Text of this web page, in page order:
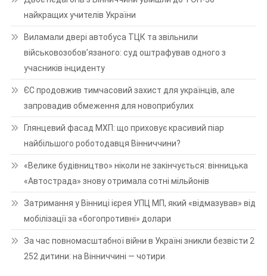
найкращих учителів України
Виламали двері автобуса ТЦК та звільнили
військовозобов’язаного: суд оштрафував одного з
учасників інциденту
ЄС продовжив тимчасовий захист для українців, але
запровадив обмеження для новоприбулих
Глянцевий фасад МХП: що приховує красивий піар
найбільшого роботодавця Вінниччини?
«Велике будівництво» ніколи не закінчується: вінницька
«Автострада» знову отримала сотні мільйонів
Затримання у Вінниці ієрея УПЦ МП, який «відмазував» від
мобілізації за «богопротивні» долари
За час повномасштабної війни в Україні зникли безвісти 2
252 дитини: на Вінниччині — чотири